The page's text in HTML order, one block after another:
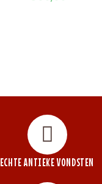
ECHTE ANTIEKE VONDSTEN